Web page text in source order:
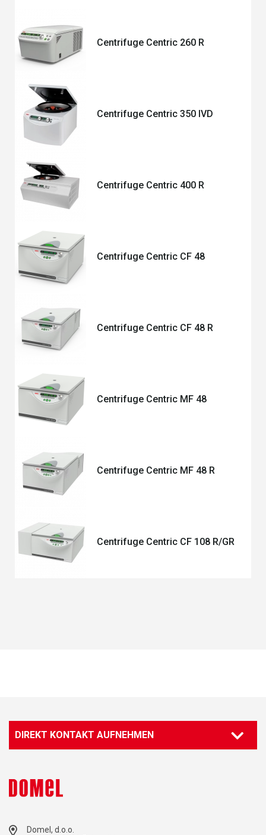
Centrifuge Centric 260 R
Centrifuge Centric 350 IVD
Centrifuge Centric 400 R
Centrifuge Centric CF 48
Centrifuge Centric CF 48 R
Centrifuge Centric MF 48
Centrifuge Centric MF 48 R
Centrifuge Centric CF 108 R/GR
DIREKT KONTAKT AUFNEHMEN
Domel, d.o.o.